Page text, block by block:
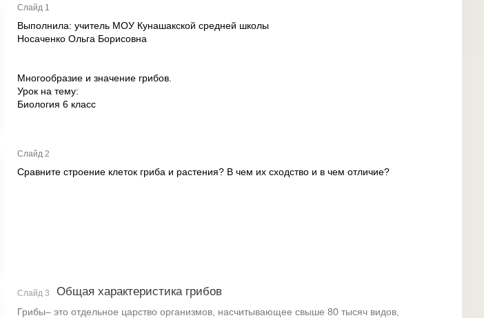
Слайд 1
Выполнила: учитель МОУ Кунашакской средней школы
Носаченко Ольга Борисовна
Многообразие и значение грибов.
Урок на тему:
Биология 6 класс
Слайд 2
Сравните строение клеток гриба и растения? В чем их сходство и в чем отличие?
Слайд 3 Общая характеристика грибов
Грибы– это отдельное царство организмов, насчитывающее свыше 80 тысяч видов,